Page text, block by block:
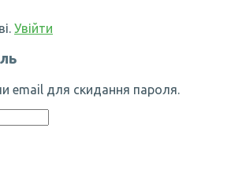
Увійти
email для скидання пароля.